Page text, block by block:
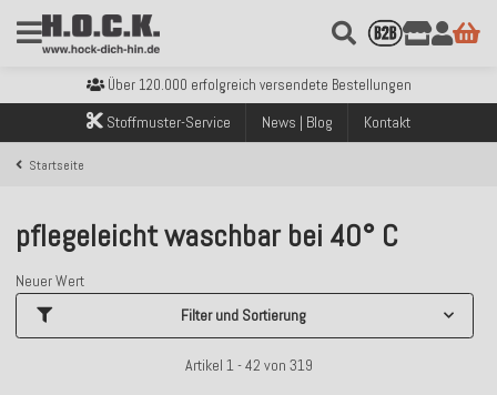
Über 120.000 erfolgreich versendete Bestellungen
Sicher bezahlen mit Klarna, PayPal & Amazon Pay
Kostenloser Versand innerhalb Deutschlands ab 99€ Bestellwert
Über 120.000 erfolgreich versendete Bestellungen
Stoffmuster-Service News | Blog Kontakt
Startseite
pflegeleicht waschbar bei 40° C
Neuer Wert
Filter und Sortierung
Artikel 1 - 42 von 319